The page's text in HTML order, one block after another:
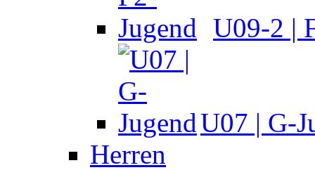
U09-2 |
U07 | G-
Herren